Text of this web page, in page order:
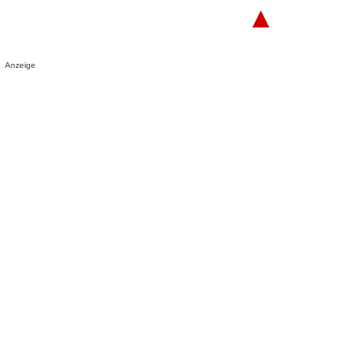
▲
Anzeige